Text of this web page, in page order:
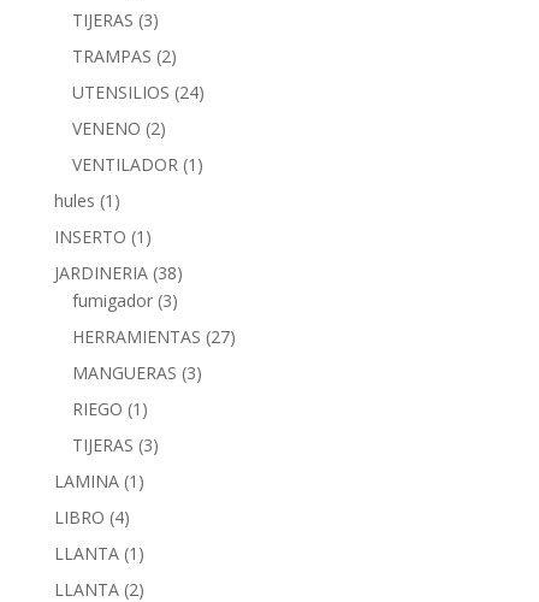
TIJERAS (3)
TRAMPAS (2)
UTENSILIOS (24)
VENENO (2)
VENTILADOR (1)
hules (1)
INSERTO (1)
JARDINERIA (38)
fumigador (3)
HERRAMIENTAS (27)
MANGUERAS (3)
RIEGO (1)
TIJERAS (3)
LAMINA (1)
LIBRO (4)
LLANTA (1)
LLANTA (2)